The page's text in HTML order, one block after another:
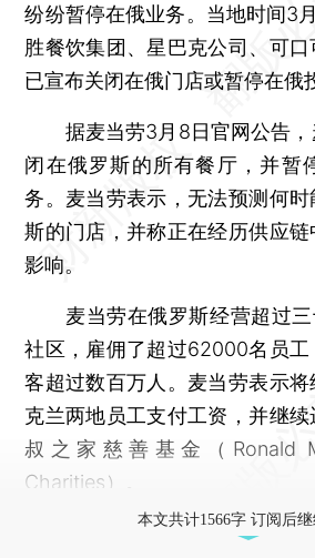
纷纷暂停在俄业务。当地时间3
胜餐饮集团、星巴克公司、可
已宣布关闭在俄门店或暂停在俄
据麦当劳3月8日官网公告，
闭在俄罗斯的所有餐厅，并暂
务。麦当劳表示，无法预测何
斯的门店，并称正在经历供应
影响。
麦当劳在俄罗斯经营超过三
社区，雇佣了超过62000名员
客超过数百万人。麦当劳表示
克兰两地员工支付工资，并继
叔之家慈善基金（Ronald
Charities）。
本文共计1566字 订阅后